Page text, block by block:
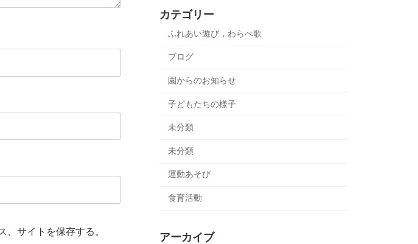
サイトを保存する。
カテゴリー
ふれあい遊び，わらべ歌
ブログ
園からのお知らせ
子どもたちの様子
未分類
未分類
運動あそび
食育活動
アーカイブ